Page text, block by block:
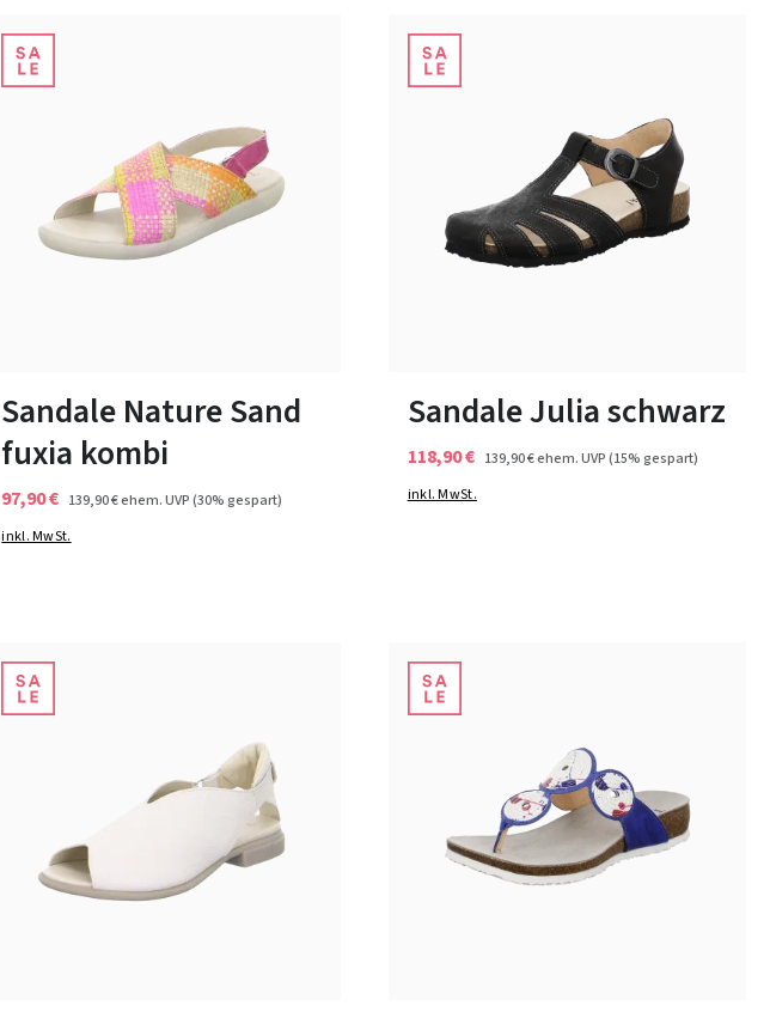
Sandale Nature Sand
fuxia kombi
97,90 € 139,90 €ehem. UVP(30% gespart)
inkl. MwSt.
Sandale Julia schwarz
118,90 € 139,90 €ehem. UVP(15% gespart)
inkl. MwSt.